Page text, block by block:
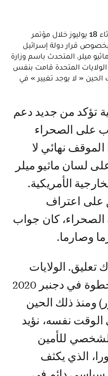
في معرض رده يوم الثلاثاء 18 يوليوز خلال مؤتمر
قرار دولة إسرائيل
ميلر، المتحدث باسم وزارة
الولايات المتحدة قامت بنفس
2020 ومنذ ذلك الحين « لا يوجد تغيير » في
على الصحراء
الموقف نهائي لا
لسان ماثيو ميلر
الأمريكية.
على اعتراف
الصحراء، كان جواب
وصارما.
تعليق. الولايات
المتحدة اتخذت هذه الخطوة في دجنبر 2020
ومنذ ذلك الحين
نفسه، نؤيد
للأمين
الذي يكثف